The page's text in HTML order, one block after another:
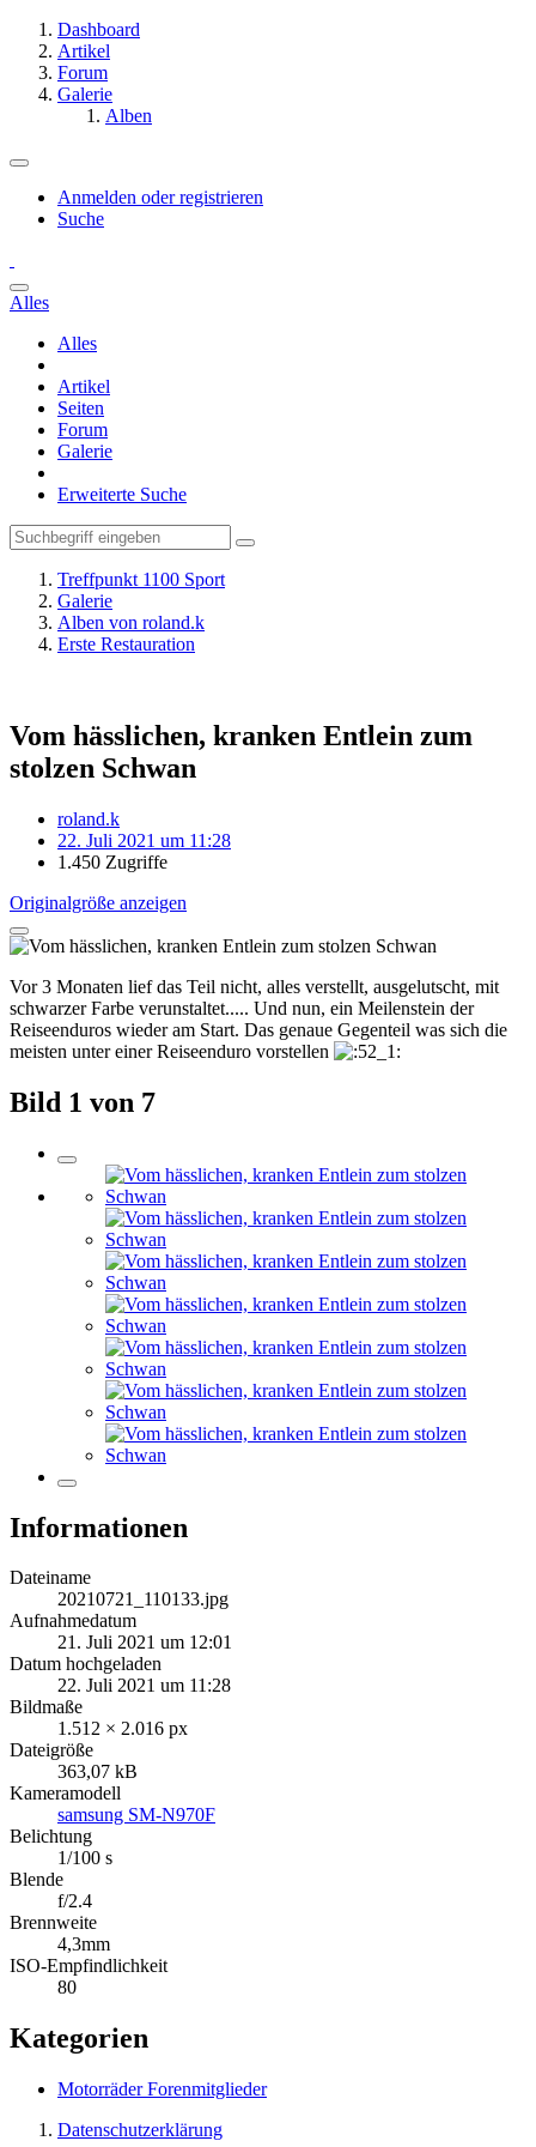
Dashboard
Artikel
Forum
Galerie
Alben
Anmelden oder registrieren
Suche
Alles
Alles
Artikel
Seiten
Forum
Galerie
Erweiterte Suche
Treffpunkt 1100 Sport
Galerie
Alben von roland.k
Erste Restauration
Vom hässlichen, kranken Entlein zum
stolzen Schwan
roland.k
22. Juli 2021 um 11:28
1.450 Zugriffe
Originalgröße anzeigen
Vor 3 Monaten lief das Teil nicht, alles verstellt, ausgelutscht, mit
schwarzer Farbe verunstaltet..... Und nun, ein Meilenstein der
Reiseenduros wieder am Start. Das genaue Gegenteil was sich die
meisten unter einer Reiseenduro vorstellen
Bild 1 von 7
Informationen
Dateiname
20210721_110133.jpg
Aufnahmedatum
21. Juli 2021 um 12:01
Datum hochgeladen
22. Juli 2021 um 11:28
Bildmaße
1.512 × 2.016 px
Dateigröße
363,07 kB
Kameramodell
samsung SM-N970F
Belichtung
1/100 s
Blende
f/2.4
Brennweite
4,3mm
ISO-Empfindlichkeit
80
Kategorien
Motorräder Forenmitglieder
Datenschutzerklärung